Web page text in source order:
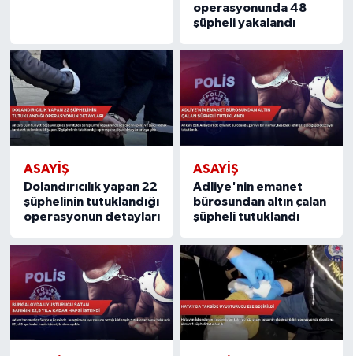
operasyonunda 48
şüpheli yakalandı
ASAYIŞ
Dolandırıcılık yapan 22
şüphelinin tutuklandığı
operasyonun detayları
ASAYIŞ
Adliye'nin emanet
bürosundan altın çalan
şüpheli tutuklandı